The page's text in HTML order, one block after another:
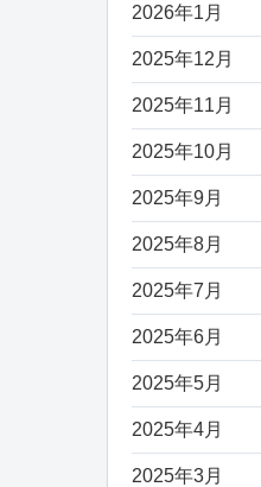
2026年1月
2025年12月
2025年11月
2025年10月
2025年9月
2025年8月
2025年7月
2025年6月
2025年5月
2025年4月
2025年3月